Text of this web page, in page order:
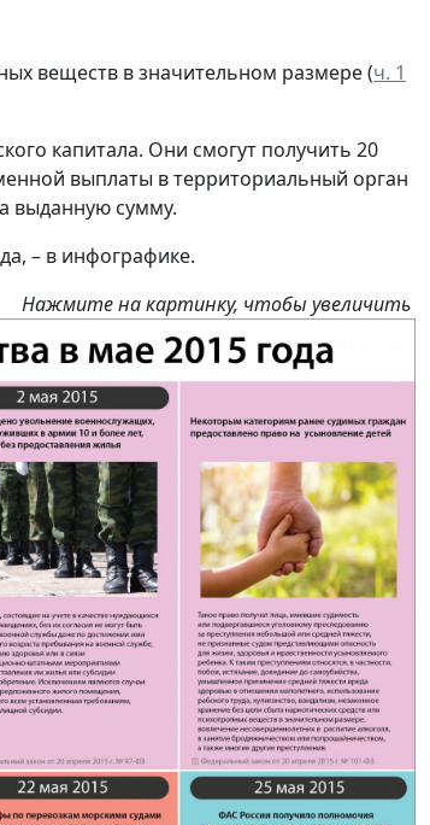
веществ в значительном размере (ч. 1
капитала. Они смогут получить 20
выплаты в территориальный орган
выданную сумму.
– в инфографике.
Нажмите на картинку, чтобы увеличить